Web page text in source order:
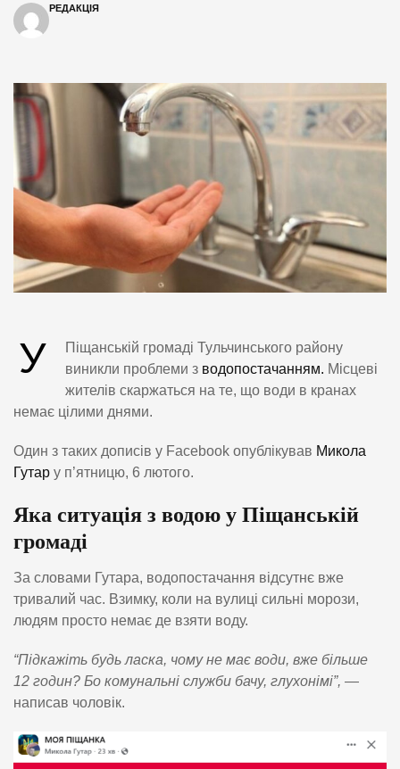
РЕДАКЦІЯ
У
Піщанській громаді Тульчинського району
виникли проблеми з водопостачанням. Місцеві
жителів скаржаться на те, що води в кранах
немає цілими днями.
Один з таких дописів у Facebook опублікував Микола
Гутар у п’ятницю, 6 лютого.
Яка ситуація з водою у Піщанській
громаді
За словами Гутара, водопостачання відсутнє вже
тривалий час. Взимку, коли на вулиці сильні морози,
людям просто немає де взяти воду.
“Підкажіть будь ласка, чому не має води, вже більше
12 годин? Бо комунальні служби бачу, глухонімі”, —
написав чоловік.